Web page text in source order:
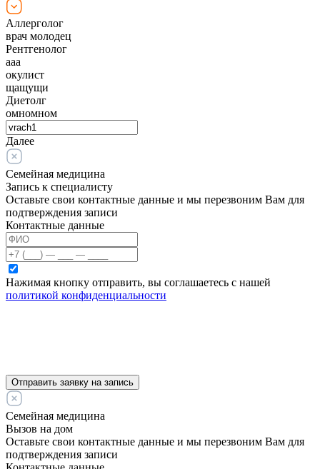
Аллерголог
врач молодец
Рентгенолог
ааа
окулист
щащущи
Диетолг
омномном
Далее
Семейная медицина
Запись к специалисту
Оставьте свои контактные данные и мы перезвоним Вам для
подтверждения записи
Контактные данные
Нажимая кнопку отправить, вы соглашаетесь с нашей
политикой конфиденциальности
Отправить заявку на запись
Семейная медицина
Вызов на дом
Оставьте свои контактные данные и мы перезвоним Вам для
подтверждения записи